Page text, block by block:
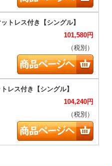
101,580円
（税別）
104,240円
（税別）